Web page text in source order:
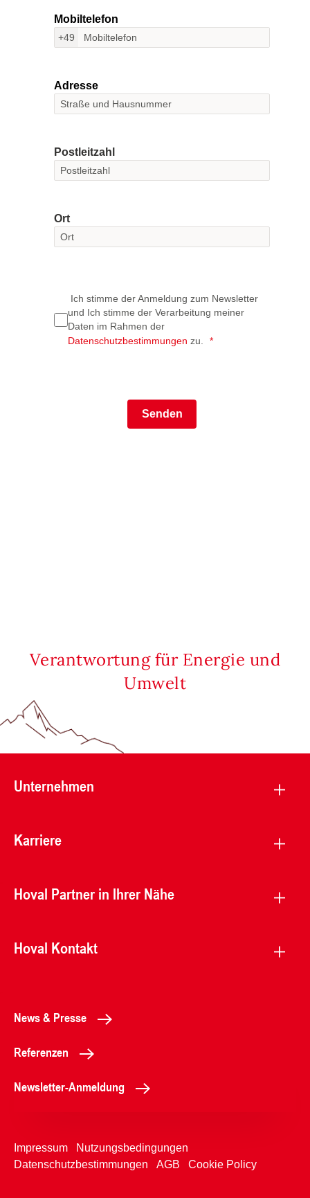
Verantwortung für Energie und
Umwelt
Unternehmen
Karriere
Hoval Partner in Ihrer Nähe
Hoval Kontakt
News & Presse
Referenzen
Newsletter-Anmeldung
Impressum
Nutzungsbedingungen
Datenschutzbestimmungen
AGB Cookie Policy